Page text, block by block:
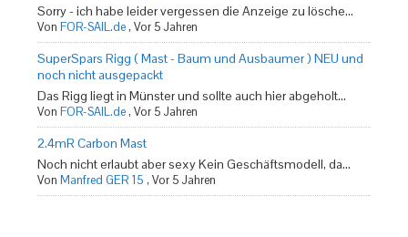
Sorry - ich habe leider vergessen die Anzeige zu lösche...
Von FOR-SAIL.de, Vor 5 Jahren
SuperSpars Rigg ( Mast - Baum und Ausbaumer ) NEU und
noch nicht ausgepackt
Das Rigg liegt in Münster und sollte auch hier abgeholt...
Von FOR-SAIL.de, Vor 5 Jahren
2.4mR Carbon Mast
Noch nicht erlaubt aber sexy Kein Geschäftsmodell, da...
Von Manfred GER 15 , Vor 5 Jahren